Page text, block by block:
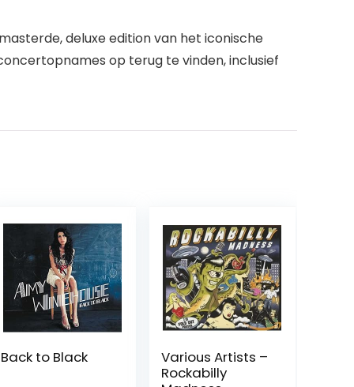
deluxe edition van het iconische
op terug te vinden, inclusief
Back to Black
Various Artists –
Rockabilly